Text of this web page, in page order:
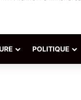
POLITIQUE